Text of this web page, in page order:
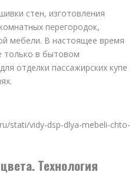
стен, изготовления
перегородок,
мебели. В настоящее время
только в бытовом
отделки пассажирских купе
stati/vidy-dsp-dlya-mebeli-chto-
Технология